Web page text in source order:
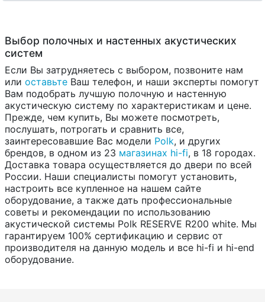
Выбор полочных и настенных акустических
систем
Если Вы затрудняетесь с выбором, позвоните нам
или оставьте Ваш телефон, и наши эксперты помогут
Вам подобрать лучшую полочную и настенную
акустическую систему по характеристикам и цене.
Прежде, чем купить, Вы можете посмотреть,
послушать, потрогать и сравнить все,
заинтересовавшие Вас модели Polk, и других
брендов, в одном из 23 магазинах hi-fi, в 18 городах.
Доставка товара осуществляется до двери по всей
России. Наши специалисты помогут установить,
настроить все купленное на нашем сайте
оборудование, а также дать профессиональные
советы и рекомендации по использованию
акустической системы Polk RESERVE R200 white. Мы
гарантируем 100% сертификацию и сервис от
производителя на данную модель и все hi-fi и hi-end
оборудование.